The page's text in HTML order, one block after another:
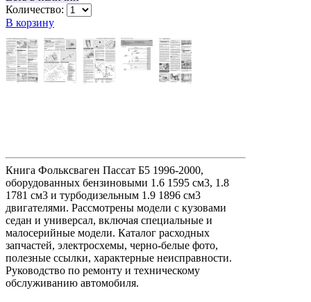
Количество:
В корзину
Книга Фольксваген Пассат Б5 1996-2000,
оборудованных бензиновыми 1.6 1595 см3, 1.8
1781 см3 и турбодизельным 1.9 1896 см3
двигателями. Рассмотрены модели с кузовами
седан и универсал, включая специальные и
малосерийные модели. Каталог расходных
запчастей, электросхемы, черно-белые фото,
полезные ссылки, характерные неисправности.
Руководство по ремонту и техническому
обслуживанию автомобиля.